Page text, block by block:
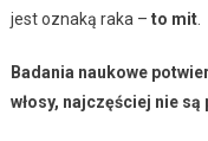
jest oznaką raka – to mit.
Badania naukowe
włosy, najczęściej nie